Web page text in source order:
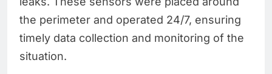
the perimeter and operated 24/7, ensuring
timely data collection and monitoring of the
situation.